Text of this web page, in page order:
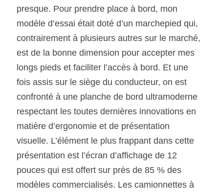
presque. Pour prendre place à bord, mon
modèle d’essai était doté d’un marchepied qui,
contrairement à plusieurs autres sur le marché,
est de la bonne dimension pour accepter mes
longs pieds et faciliter l’accès à bord. Et une
fois assis sur le siège du conducteur, on est
confronté à une planche de bord ultramoderne
respectant les toutes dernières innovations en
matière d’ergonomie et de présentation
visuelle. L’élément le plus frappant dans cette
présentation est l’écran d’affichage de 12
pouces qui est offert sur près de 85 % des
modèles commercialisés. Les camionnettes à